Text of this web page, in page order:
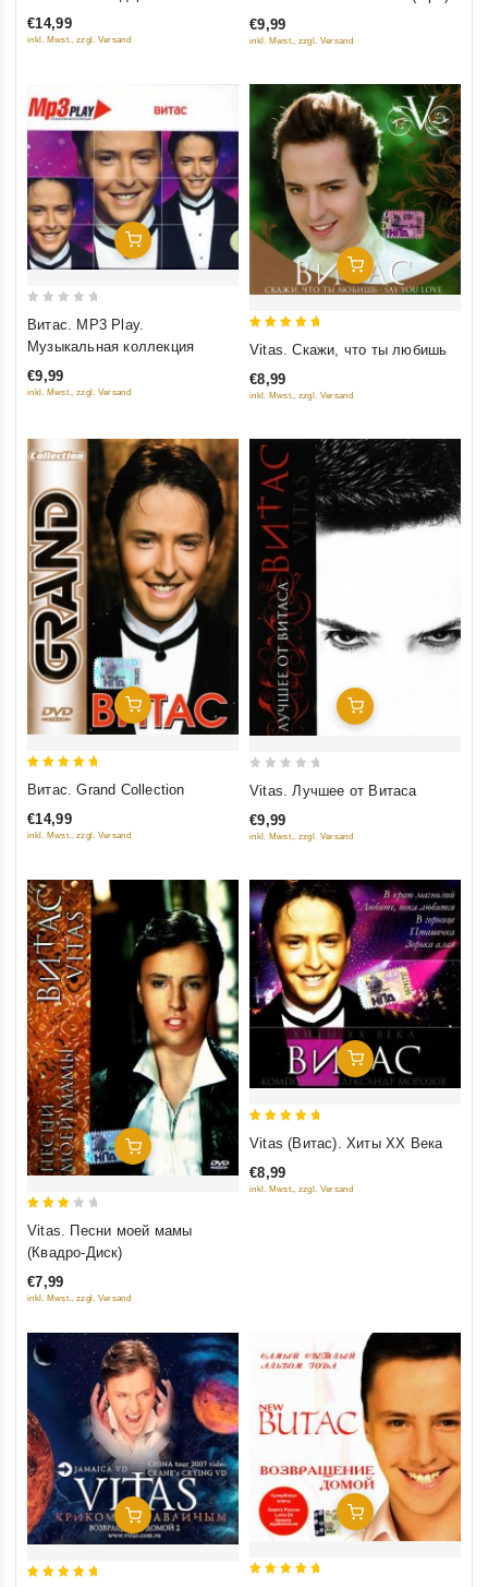
5
мир
€14,99
inkl. Mwst., zzgl. Versand
of
€9,99
inkl. Mwst., zzgl. Versand
Добавить В Корзину
5
Витас. MP3 Play.
Музыкальная коллекция
€9,99
inkl. Mwst., zzgl. Versand
Добавить В Корзину
Vitas. Скажи, что ты любишь
€8,99
inkl. Mwst., zzgl. Versand
Добавить В Корзину
Витас. Grand Collection
€14,99
inkl. Mwst., zzgl. Versand
Добавить В Корзину
of
Vitas. Лучшее от Витаса
€9,99
inkl. Mwst., zzgl. Versand
Добавить В Корзину
Vitas. Песни моей мамы
(Квадро-Диск)
€7,99
inkl. Mwst., zzgl. Versand
Добавить В Корзину
out of 5
Vitas (Витас). Хиты XX Века
€8,99
inkl. Mwst., zzgl. Versand
Добавить В Корзину Добавить В Корзину